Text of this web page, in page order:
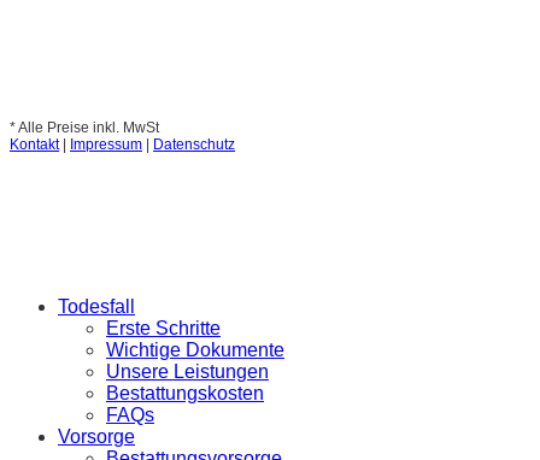
* Alle Preise inkl. MwSt
Kontakt| Impressum | Datenschutz
Todesfall
Erste Schritte
Wichtige Dokumente
Unsere Leistungen
Bestattungskosten
FAQs
Vorsorge